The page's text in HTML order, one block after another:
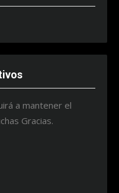
a mantener el
Gracias.